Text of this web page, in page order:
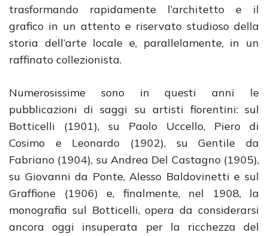
trasformando rapidamente l’architetto e il
grafico in un attento e riservato studioso della
storia dell’arte locale e, parallelamente, in un
raffinato collezionista.
Numerosissime sono in questi anni le
pubblicazioni di saggi su artisti fiorentini: sul
Botticelli (1901), su Paolo Uccello, Piero di
Cosimo e Leonardo (1902), su Gentile da
Fabriano (1904), su Andrea Del Castagno (1905),
su Giovanni da Ponte, Alesso Baldovinetti e sul
Graffione (1906) e, finalmente, nel 1908, la
monografia sul Botticelli, opera da considerarsi
ancora oggi insuperata per la ricchezza del